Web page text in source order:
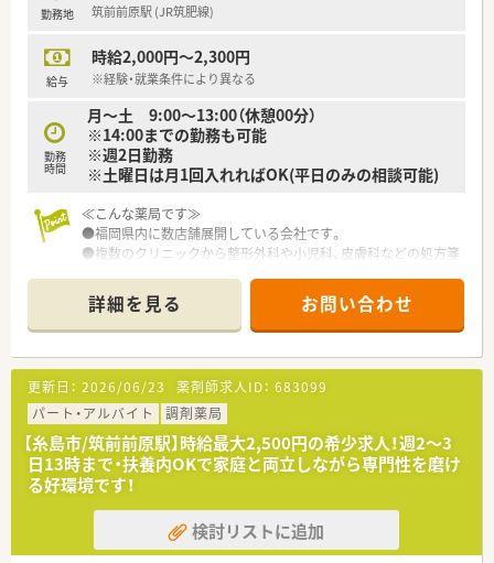
＜スキルアップ・キャリアアップできる環境＞
いる店舗もございます。
緩和ケアの資格を持っている薬剤師が2名（調剤薬局勤務薬剤師
でき知識・スキル向上も図れる環境です。
■店舗管理を各薬局長へ任せており、社長から店舗の運営や数字
管理の研修を受けることができスキルアップ・キャリアアップが
形成出来る環境です。
能です。
■企業・官公庁出身の未経験の方や、病院出身の方も多数活躍し
ています。
■地域に密着した薬局のため、患者様一人ひとりとじっくり向き
合った丁寧な服薬指導が実践できます。
痛管理に関する知識を深められます。
■残業がほとんどなく、休日もしっかりと確保できるため、ワー
クライフバランスを重視して働けます。
勤務地 筑前前原駅 (JR筑肥線)
給与
時給2,000円～2,300円
※経験・就業条件により異なる
勤務
時間
月～土 9:00～13:00（休憩00分）
※14:00までの勤務も可能
※週2日勤務
※土曜日は月1回入れればOK(平日のみの相談可能)
≪こんな薬局です≫
●福岡県内に数店舗展開している会社です。
●複数のクリニックから整形外科や小児科、皮膚科などの処方箋
●男性薬剤師が活躍！
●急なお休みへの体制も整っています
詳細を見る お問い合わせ
更新日： 2026/06/23 薬剤師求人ID： 683099
パート・アルバイト
調剤薬局
【糸島市/筑前前原駅】時給最大2,500円の希少求人！週2～3
日13時まで・扶養内OKで家庭と両立しながら専門性を磨け
る好環境です！
検討リストに追加